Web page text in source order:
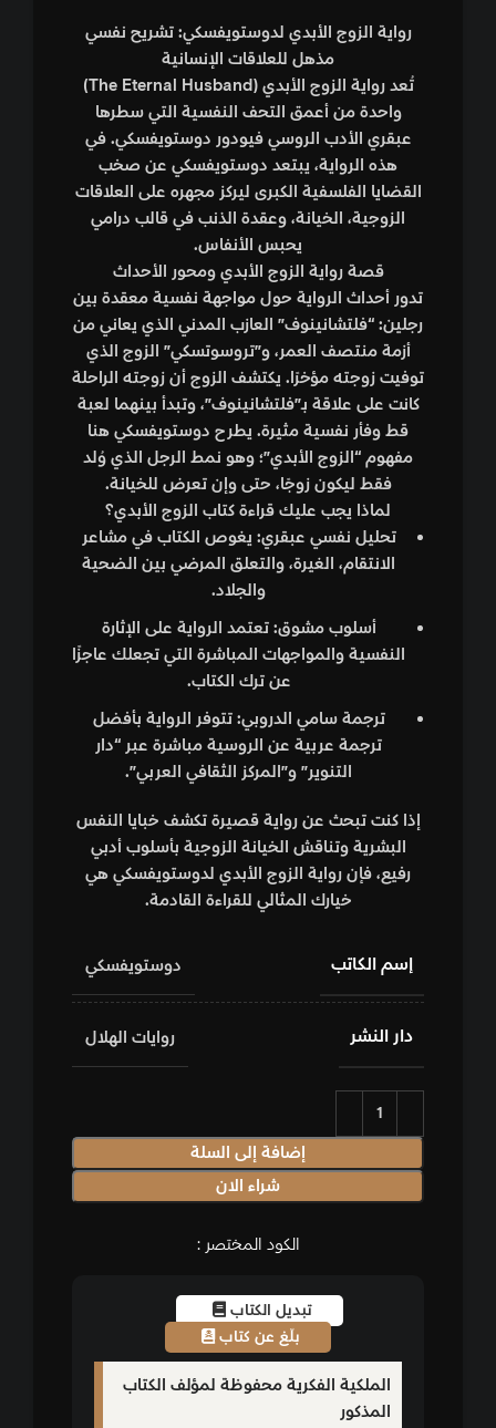
رواية الزوج الأبدي لدوستويفسكي: تشريح نفسي
مذهل للعلاقات الإنسانية
تُعد رواية الزوج الأبدي
(The Eternal Husband)
واحدة من أعمق التحف النفسية التي سطرها
عبقري الأدب الروسيفيودور دوستويفسكي. في
هذه الرواية، يبتعد دوستويفسكي عن صخب
القضايا الفلسفية الكبرى ليركز مجهره على العلاقات
الزوجية، الخيانة، وعقدة الذنب في قالب درامي
يحبس الأنفاس.
قصة رواية الزوج الأبدي ومحور الأحداث
تدور أحداث الرواية حول مواجهة نفسية معقدة بين
رجلين: “فلتشانينوف” العازب المدني الذي يعاني من
أزمة منتصف العمر، و”تروسوتسكي” الزوج الذي
توفيت زوجته مؤخرًا. يكتشف الزوج أن زوجته الراحلة
كانت على علاقة بـ”فلتشانينوف”، وتبدأ بينهما لعبة
قط وفأر نفسية مثيرة. يطرح دوستويفسكي هنا
مفهوم “الزوج الأبدي”؛ وهو نمط الرجل الذي وُلد
فقط ليكون زوجًا، حتى وإن تعرض للخيانة.
لماذا يجب عليك قراءة كتاب الزوج الأبدي؟
تحليل نفسي عبقري: يغوص الكتاب في مشاعر
الانتقام، الغيرة، والتعلق المرضي بين الضحية
والجلاد.
أسلوب مشوق: تعتمد الرواية على الإثارة
النفسية والمواجهات المباشرة التي تجعلك عاجزًا
عن ترك الكتاب.
ترجمة سامي الدروبي: تتوفر الرواية بأفضل
ترجمة عربية عن الروسية مباشرة عبر “دار
التنوير” و”المركز الثقافي العربي”.
إذا كنت تبحث عن رواية قصيرة تكشف خبايا النفس
البشرية وتناقش الخيانة الزوجية بأسلوب أدبي
رفيع، فإن رواية الزوج الأبدي لدوستويفسكي هي
خيارك المثالي للقراءة القادمة.
إسم الكاتب دوستويفسكي
دار النشر روايات الهلال
إضافة إلى السلة
شراء الان
الكود المختصر :
تبديل الكتاب
بلّغ عن كتاب
الملكية الفكرية محفوظة لمؤلف الكتاب
المذكور